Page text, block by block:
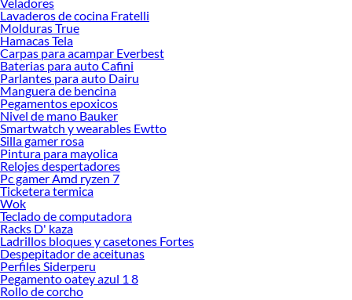
confiable para quienes valoran buen sonido y durabilidad. Explora nuestras
colecciones disponibles y descubre cuál se adapta mejor a ti. Conoce más sobre
sus beneficios y elige el modelo que se ajuste a tu ritmo de vida y a tus
necesidades.
Camaras de seguridad
Repetidor wifi
Parlante
Cargador portatil
Antenas para tv
Timbre
Intercomunicador
Tripode para celular
Router wifi
Cargador de celular
Camaras inalambricas
Camara ip
Cable auxiliar
Dvr
Monitor para bebe
Telefono fijo
Lavaderos de cocina Fratelli
Molduras True
Hamacas Tela
Carpas para acampar Everbest
Baterias para auto Cafini
Parlantes para auto Dairu
Manguera de bencina
Pegamentos epoxicos
Nivel de mano Bauker
Smartwatch y wearables Ewtto
Silla gamer rosa
Pintura para mayolica
Relojes despertadores
Pc gamer Amd ryzen 7
Ticketera termica
Wok
Teclado de computadora
Racks D' kaza
Ladrillos bloques y casetones Fortes
Despepitador de aceitunas
Perfiles Siderperu
Pegamento oatey azul 1 8
Rollo de corcho